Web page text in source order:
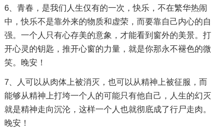
6、青春，是我们人生仅有的一次，快乐，不在繁华热闹
中，快乐不是靠外来的物质和虚荣，而要靠自己内心的自
强。一个人只有心存美的意象，才能看到窗外的美景。打
开心灵的钥匙，推开心窗的力量，就是你那永不褪色的微
笑。晚安！
7、人可以从肉体上被消灭，也可以从精神上被征服，而
能够从精神上打垮一个人的可能只有他自己，人生的幻灭
就是精神走向沉沦，这样一个人也就彻底成了行尸走肉。
晚安！